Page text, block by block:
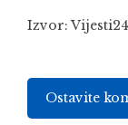
Izvor:
Ostavite